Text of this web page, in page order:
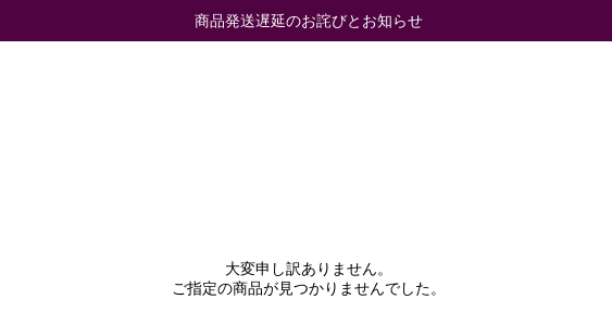
商品発送遅延のお詫びとお知らせ
大変申し訳ありません。
ご指定の商品が見つかりませんでした。